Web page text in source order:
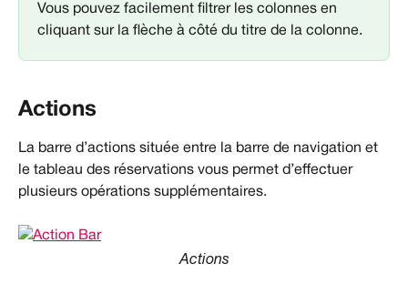
Vous pouvez facilement filtrer les colonnes en
cliquant sur la flèche à côté du titre de la colonne.
Actions
La barre d’actions située entre la barre de navigation et
le tableau des réservations vous permet d’effectuer
plusieurs opérations supplémentaires.
Actions